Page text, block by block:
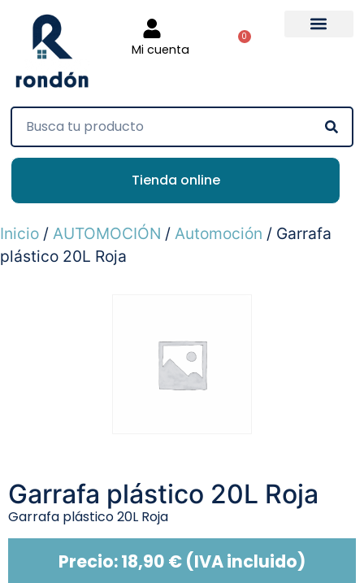
Mi cuenta
0
Tienda online
Inicio / AUTOMOCIÓN / Automoción / Garrafa
plástico 20L Roja
Garrafa plástico 20L Roja
Garrafa plástico 20L Roja
Precio:18,90 € (IVA incluido)